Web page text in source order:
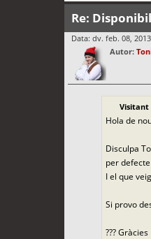
Re:
Data: dv. feb. 08,
Autor:
Visitant
Hola de
Disculpa
per
I el que
Si provo
???